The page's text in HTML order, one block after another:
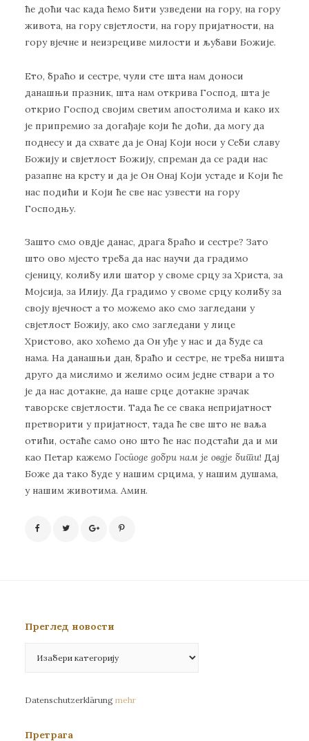
ће доћи час када ћемо бити узведени на гору, на гору
живота, на гору свјетлости, на гору пријатности, на
гору вјечне и неизрециве милости и љубави Божије.
Ето, браћо и сестре, чули сте шта нам доноси
данашњи празник, шта нам открива Господ, шта је
открио Господ својим светим апостолима и како их
је припремио за догађаје који ће доћи, да могу да
поднесу и да схвате да је Онај Који носи у Себи славу
Божију и свјетлост Божију, спреман да се ради нас
разапне на крсту и да је Он Онај Који устаде и Који ће
нас подићи и Који ће све нас узвести на гору
Господњу.
Зашто смо овдје данас, драга браћо и сестре? Зато
што ово мјесто треба да нас научи да градимо
сјеницу, колибу или шатор у своме срцу за Христа, за
Мојсија, за Илију. Да градимо у своме срцу колибу за
своју вјечност а то можемо ако смо загледани у
свјетлост Божију, ако смо загледани у лице
Христово, ако хоћемо да Он уђе у нас и да буде са
нама. На данашњи дан, браћо и сестре, не треба ништа
друго да мислимо и желимо осим једне ствари а то
је да нас дотакне, да наше срце дотакне зрачак
таворске свјетлости. Тада ће се свака непријатност
претворити у пријатност, тада ће све што не ваља
отићи, остаће само оно што ће нас подстаћи да и ми
као Петар кажемо Господе добри нам је овдје бити! Дај
Боже да тако буде у нашим срцима, у нашим душама,
у нашим животима. Амин.
Преглед новости
новости
Datenschutzerklärung mehr
Претрага